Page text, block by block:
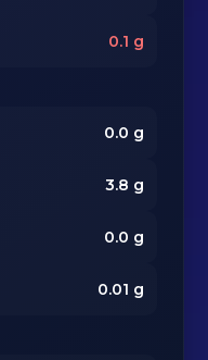
0.1 g
0.0 g
3.8 g
0.0 g
0.01 g